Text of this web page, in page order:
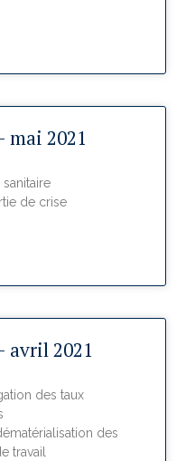
mai 2021
de crise
avril 2021
des taux
des
travail